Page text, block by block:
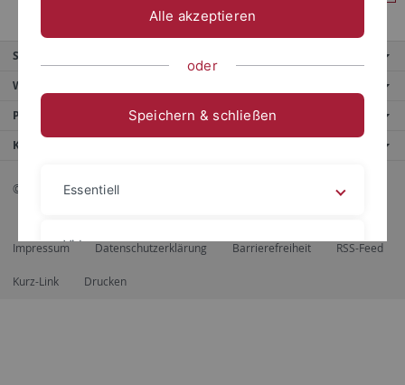
Service
Weitere Angebote
Portale
Kontaktinfo
© 2026 Eberhard Karls Universität Tübingen, Tübingen
Impressum Datenschutzerklärung Barrierefreiheit RSS-Feed
Kurz-Link Drucken
Alle akzeptieren
oder
Speichern & schließen
Essentiell
Videos